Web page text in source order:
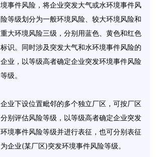
2024
2022
2022
境事件风险， 将企业突发大气或水环境事件风
险等级划分为一般环境风险、 较大环境风险和
重大环境风险三级 ， 分别用蓝色、 黄色和红色
标识。 同时涉及突发大气和水环境事件风险的
企业 ， 以等级高者确定企业突发环境事件风险
等级。
企业下设位置毗邻的多个独立厂区， 可按厂区
分别评估风险等级 ， 以等级高者确定企业突发
环境事件风险等级并进行表征 ， 也可分别表征
为企业(某厂区)突发环境事件风险等级。